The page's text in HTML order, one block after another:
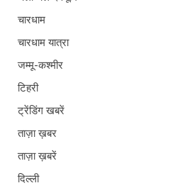
चारधाम
चारधाम यात्रा
जम्मू-कश्मीर
टिहरी
ट्रेंडिंग खबरें
ताज़ा ख़बर
ताज़ा ख़बरें
दिल्ली